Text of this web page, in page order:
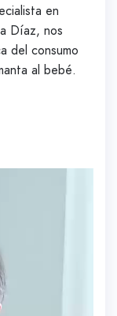
en
Díaz, nos
del consumo
al bebé.